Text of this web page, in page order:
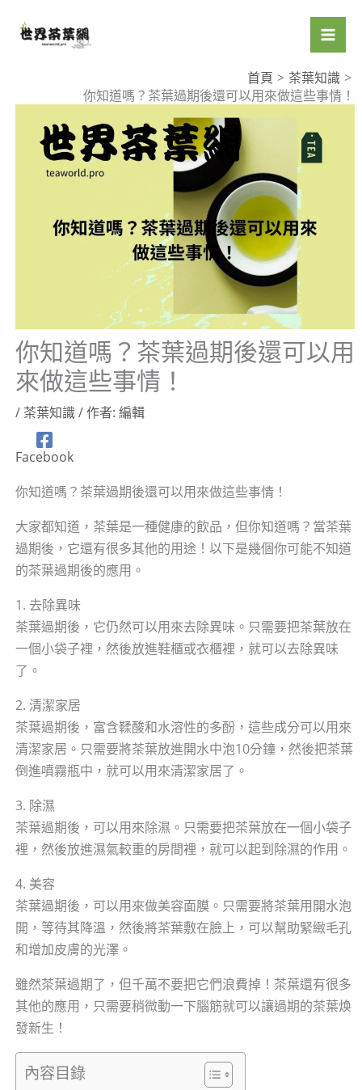
首頁
茶葉知識
你知道嗎？茶葉過期後還可以用來做這些事情！
你知道嗎？茶葉過期後還可以用
來做這些事情！
/ 茶葉知識/ 作者: 編輯
Facebook
你知道嗎？茶葉過期後還可以用來做這些事情！
大家都知道，茶葉是一種健康的飲品，但你知道嗎？當茶葉
過期後，它還有很多其他的用途！以下是幾個你可能不知道
的茶葉過期後的應用。
1. 去除異味
茶葉過期後，它仍然可以用來去除異味。只需要把茶葉放在
一個小袋子裡，然後放進鞋櫃或衣櫃裡，就可以去除異味
了。
2. 清潔家居
茶葉過期後，富含鞣酸和水溶性的多酚，這些成分可以用來
清潔家居。只需要將茶葉放進開水中泡10分鐘，然後把茶葉
倒進噴霧瓶中，就可以用來清潔家居了。
3. 除濕
茶葉過期後，可以用來除濕。只需要把茶葉放在一個小袋子
裡，然後放進濕氣較重的房間裡，就可以起到除濕的作用。
4. 美容
茶葉過期後，可以用來做美容面膜。只需要將茶葉用開水泡
開，等待其降溫，然後將茶葉敷在臉上，可以幫助緊緻毛孔
和增加皮膚的光澤。
雖然茶葉過期了，但千萬不要把它們浪費掉！茶葉還有很多
其他的應用，只需要稍微動一下腦筋就可以讓過期的茶葉焕
發新生！
內容目錄